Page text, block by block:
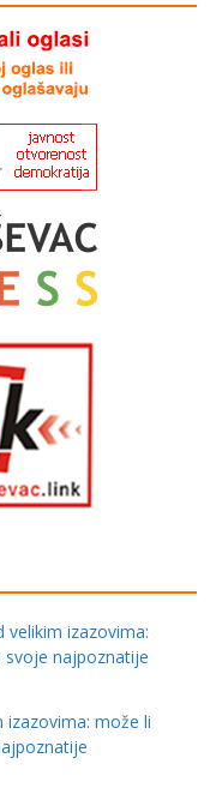
velikim izazovima:
svoje najpoznatije
izazovima: može li